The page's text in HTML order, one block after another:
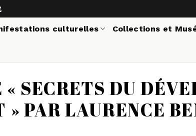
culturelles Collections et
« SECRETS DU
PAR LAURENCE